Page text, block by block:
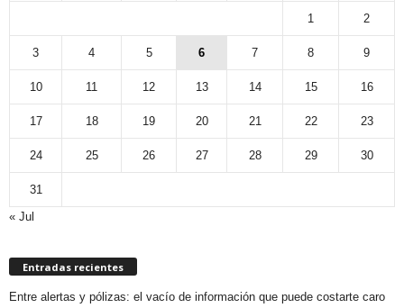
1 2
3 4 5 6 7 8 9
10 11 12 13 14 15 16
17 18 19 20 21 22 23
24 25 26 27 28 29 30
31
« Jul
Entradas recientes
Entre alertas y pólizas: el vacío de información que puede costarte caro